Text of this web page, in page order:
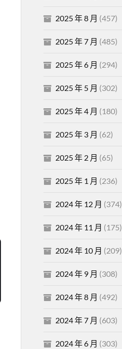
2025 年 8 月 (457)
2025 年 7 月 (485)
2025 年 6 月 (294)
2025 年 5 月 (302)
2025 年 4 月 (180)
2025 年 3 月 (62)
2025 年 2 月 (65)
2025 年 1 月 (236)
2024 年 12 月 (374)
2024 年 11 月 (175)
2024 年 10 月 (209)
2024 年 9 月 (308)
2024 年 8 月 (492)
2024 年 7 月 (603)
2024 年 6 月 (303)